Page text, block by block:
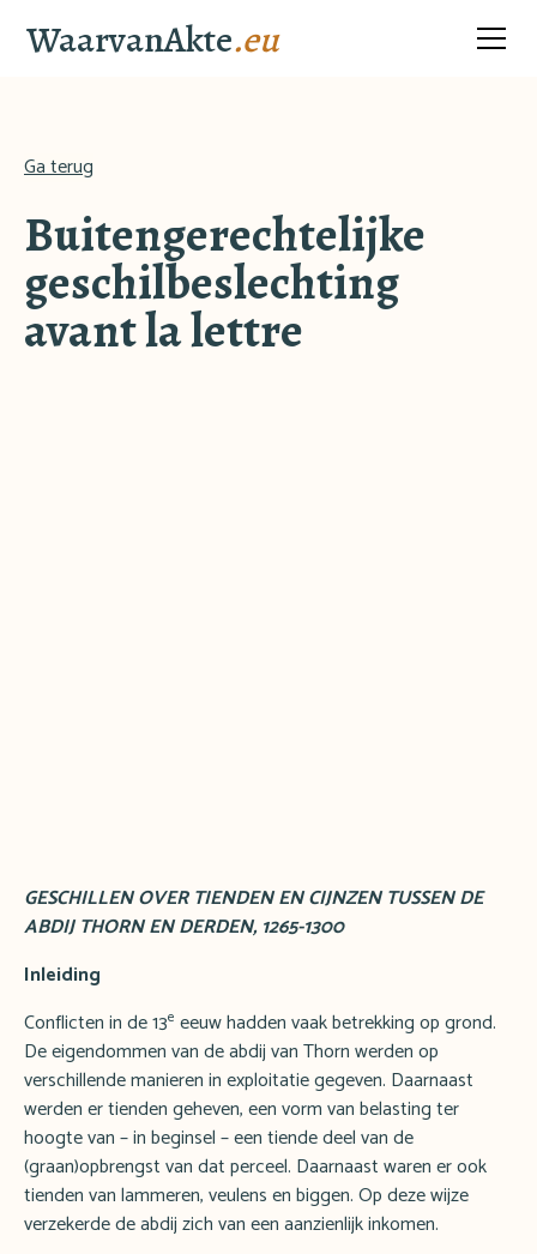
WaarvanAkte.eu
Ga terug
Buitengerechtelijke
geschilbeslechting
avant la lettre
GESCHILLEN OVER TIENDEN EN CIJNZEN TUSSEN DE
ABDIJ THORN EN DERDEN, 1265-1300
Inleiding
Conflicten in de 13e eeuw hadden vaak betrekking op grond.
De eigendommen van de abdij van Thorn werden op
verschillende manieren in exploitatie gegeven. Daarnaast
werden er tienden geheven, een vorm van belasting ter
hoogte van – in beginsel – een tiende deel van de
(graan)opbrengst van dat perceel. Daarnaast waren er ook
tienden van lammeren, veulens en biggen. Op deze wijze
verzekerde de abdij zich van een aanzienlijk inkomen.